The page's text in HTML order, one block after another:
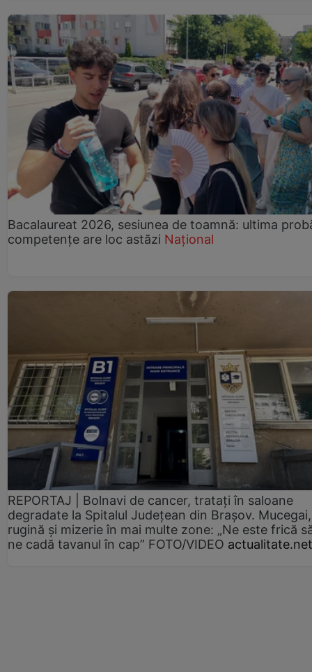
Bacalaureat 2026, sesiunea de toamnă: ultima
competențe are loc astăzi Național
REPORTAJ | Bolnavi de cancer, tratați în saloane
degradate la Spitalul Județean din Brașov. Mucegai,
rugină și mizerie în mai multe zone: „Ne este frică
ne cadă tavanul în cap” FOTO/VIDEO actualitate.net